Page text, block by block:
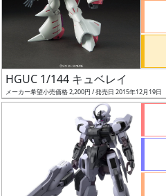
レ
ー
HGUC 1/144 キュベレイ
メーカー希望小売価格 2,200円 / 発売日 2015年12月19日